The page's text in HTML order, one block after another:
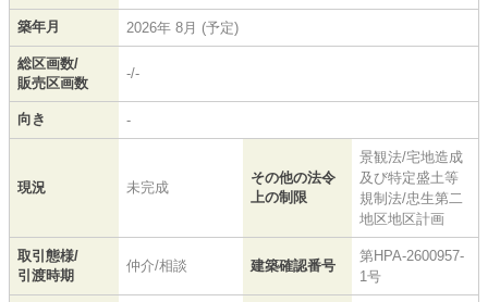
築年月 2026年 8月 (予定)
総区画数/
販売区画数
-/-
向き -
現況 未完成
その他の法令
上の制限
景観法/宅地造成
及び特定盛土等
規制法/忠生第二
地区地区計画
取引態様/
引渡時期
仲介/相談 建築確認番号
第HPA-2600957-
1号